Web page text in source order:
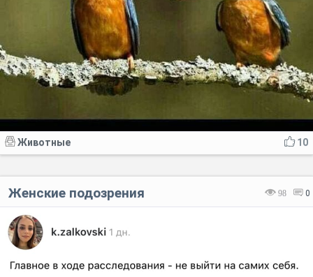
10
Животные
98 0
Женские подозрения